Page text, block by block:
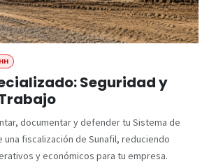
Seguridad y
documentar y defender tu Sistema de
una fiscalización de Sunafil, reduciendo
y económicos para tu empresa.